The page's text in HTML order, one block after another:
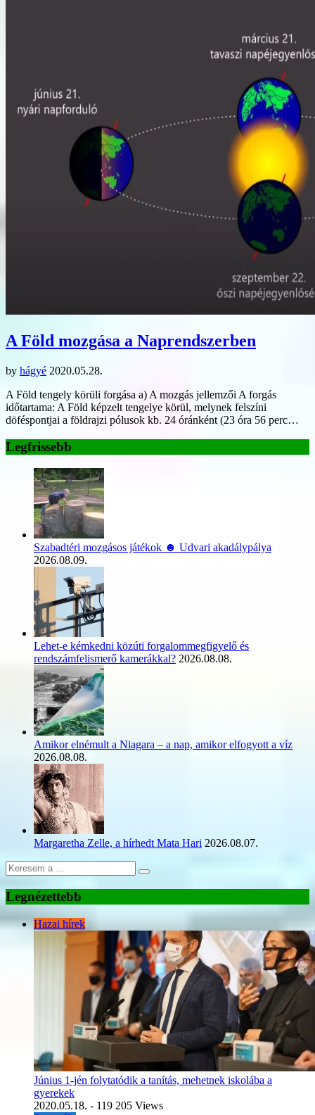
A Föld mozgása a Naprendszerben
by hágyé 2020.05.28.
A Föld tengely körüli forgása a) A mozgás jellemzői A forgás
időtartama: A Föld képzelt tengelye körül, melynek felszíni
döféspontjai a földrajzi pólusok kb. 24 óránként (23 óra 56 perc…
Legfrissebb
Szabadtéri mozgásos játékok ☻ Udvari akadálypálya
2026.08.09.
Lehet-e kémkedni közúti forgalommegfigyelő és
rendszámfelismerő kamerákkal? 2026.08.08.
Amikor elnémult a Niagara – a nap, amikor elfogyott a víz
2026.08.08.
Margaretha Zelle, a hírhedt Mata Hari 2026.08.07.
Legnézettebb
Hazai hírek
Június 1-jén folytatódik a tanítás, mehetnek iskolába a
gyerekek
2020.05.18. - 119 205 Views